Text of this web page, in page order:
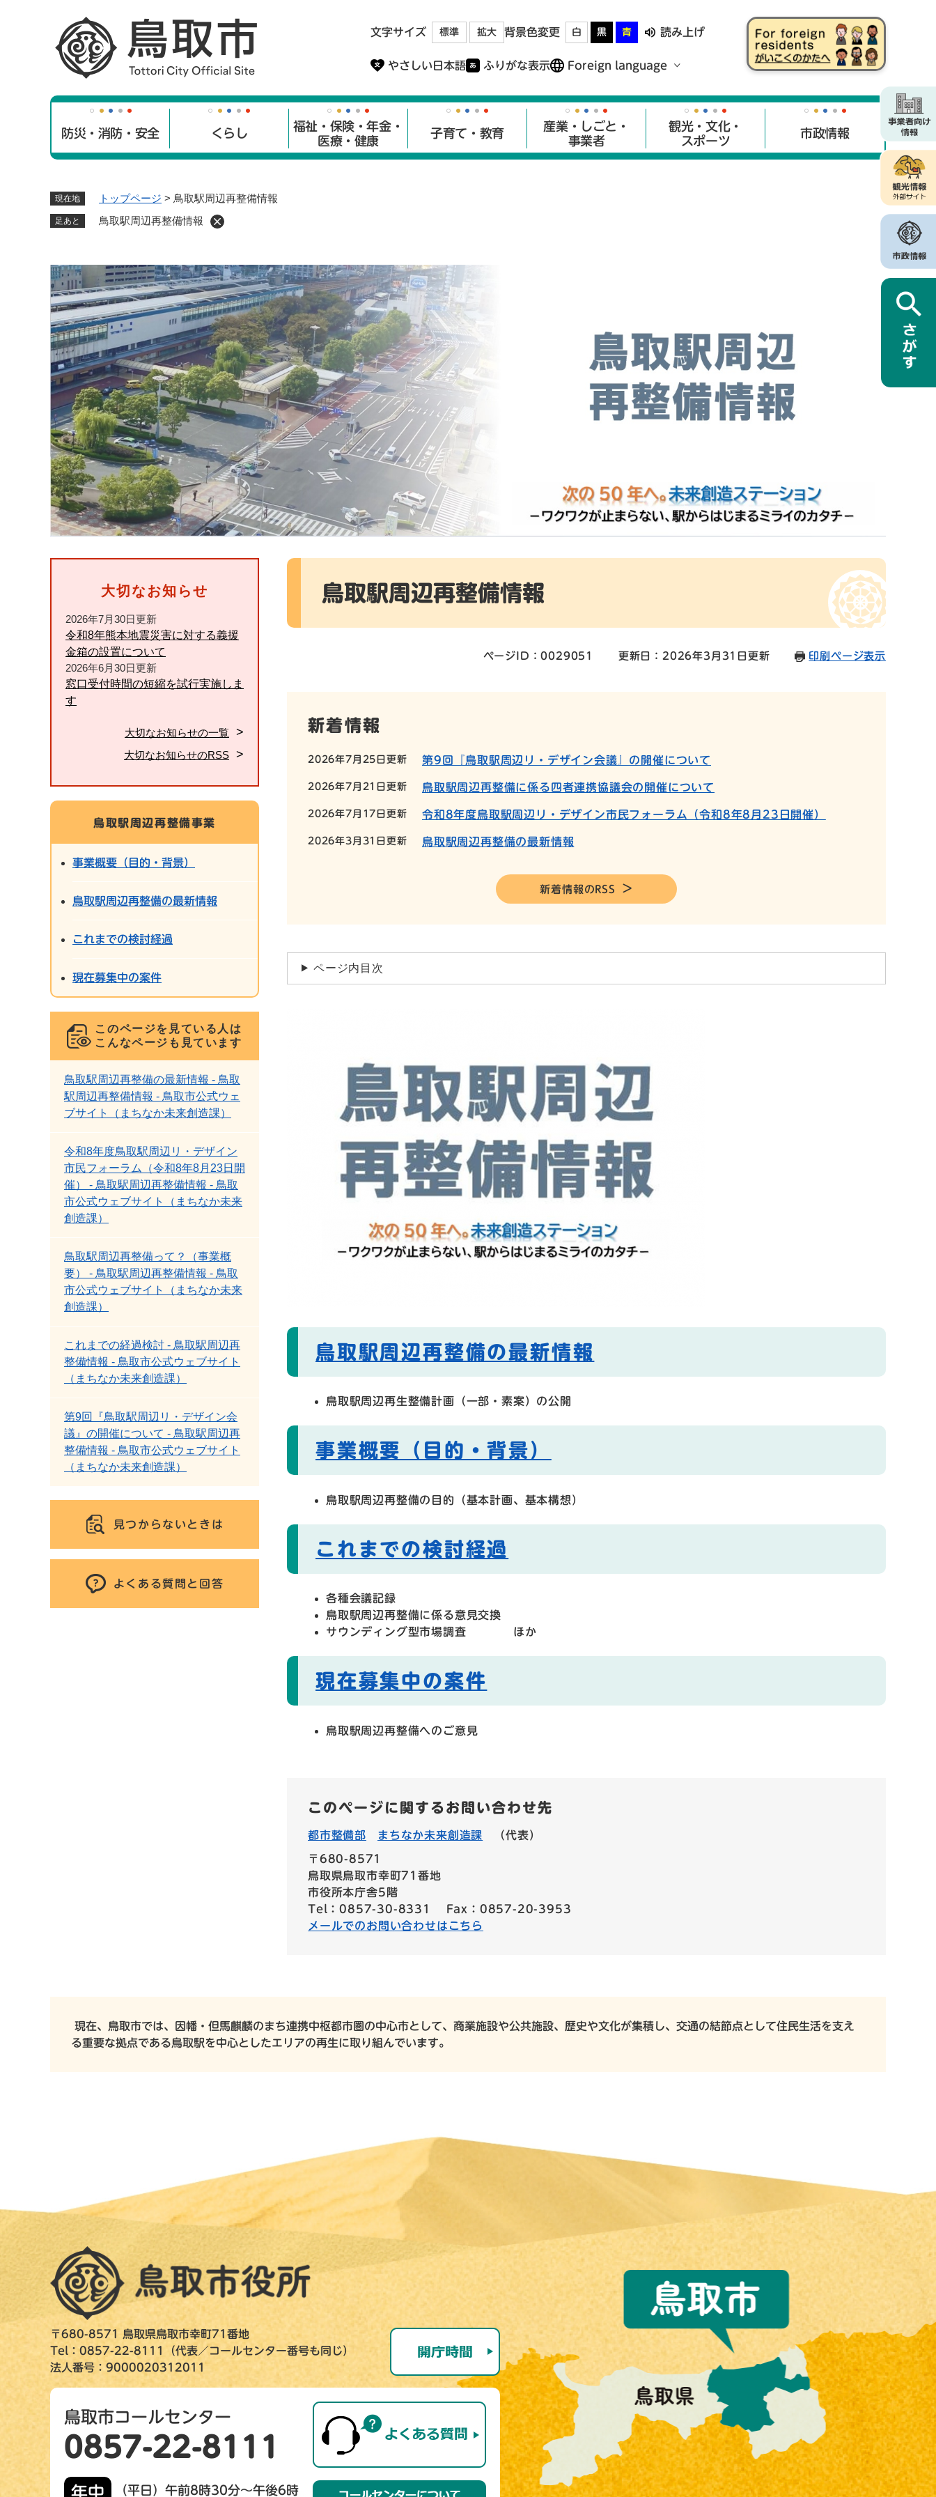
文字サイズ 標準 拡大 背景色変更 白 黒 青 読み上げ
やさしい日本語 ふりがな表示 Foreign language
防災・消防・安全 くらし
福祉・保険・年金・
医療・健康
子育て・教育
産業・しごと・
事業者
観光・文化・
スポーツ
市政情報
現在地 トップページ > 鳥取駅周辺再整備情報
足あと 鳥取駅周辺再整備情報
本
鳥取駅周辺再整備情報
ページID：0029051 更新日：2026年3月31日更新 印刷ページ表示
新着情報
2026年7月25日更新 第9回『鳥取駅周辺リ・デザイン会議』の開催について
2026年7月21日更新 鳥取駅周辺再整備に係る四者連携協議会の開催について
2026年7月17日更新 令和8年度鳥取駅周辺リ・デザイン市民フォーラム（令和8年8月23日開催）
2026年3月31日更新 鳥取駅周辺再整備の最新情報
新着情報のRSS
ページ内目次
鳥取駅周辺再整備の最新情報
鳥取駅周辺再生整備計画（一部・素案）の公開
事業概要（目的・背景）
鳥取駅周辺再整備の目的（基本計画、基本構想）
これまでの検討経過
各種会議記録
鳥取駅周辺再整備に係る意見交換
サウンディング型市場調査 ほか
現在募集中の案件
鳥取駅周辺再整備へのご意見
このページに関するお問い合わせ先
都市整備部 まちなか未来創造課 （代表）
〒680-8571
鳥取県鳥取市幸町71番地
市役所本庁舎5階
Tel：0857-30-8331
Fax：0857-20-3953
メールでのお問い合わせはこちら
大切なお知らせ
2026年7月30日更新
令和8年熊本地震災害に対する義援
金箱の設置について
2026年6月30日更新
窓口受付時間の短縮を試行実施しま
す
大切なお知らせの一覧
大切なお知らせのRSS
鳥取駅周辺再整備事業
事業概要（目的・背景）
鳥取駅周辺再整備の最新情報
これまでの検討経過
現在募集中の案件
このページを見ている人は
こんなページも見ています
鳥取駅周辺再整備の最新情報 - 鳥取
駅周辺再整備情報 - 鳥取市公式ウェ
ブサイト（まちなか未来創造課）
令和8年度鳥取駅周辺リ・デザイン
市民フォーラム（令和8年8月23日開
催） - 鳥取駅周辺再整備情報 - 鳥取
市公式ウェブサイト（まちなか未来
創造課）
鳥取駅周辺再整備って？（事業概
要） - 鳥取駅周辺再整備情報 - 鳥取
市公式ウェブサイト（まちなか未来
創造課）
これまでの経過検討 - 鳥取駅周辺再
整備情報 - 鳥取市公式ウェブサイト
（まちなか未来創造課）
第9回『鳥取駅周辺リ・デザイン会
議』の開催について - 鳥取駅周辺再
整備情報 - 鳥取市公式ウェブサイト
（まちなか未来創造課）
見つからないときは
よくある質問と回答
現在、鳥取市では、因幡・但馬麒麟のまち連携中枢都市圏の中心市として、商業施設や公共施設、歴史や文化が集積し、交通の結節点として住民生活を支え
る重要な拠点である鳥取駅を中心としたエリアの再生に取り組んでいます。
〒680-8571 鳥取県鳥取市幸町71番地
Tel：0857-22-8111（代表／コールセンター番号も同じ）
法人番号：9000020312011
鳥取市コールセンター
0857-22-8111
年中 （平日）午前8時30分～午後6時